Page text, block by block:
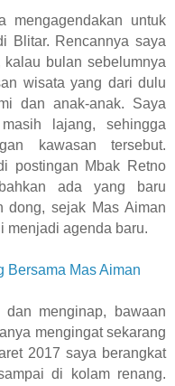
mengagendakan untuk
Blitar. Rencannya saya
kalau bulan sebelumnya
wisata yang dari dulu
dan anak-anak. Saya
lajang, sehingga
kawasan tersebut.
postingan Mbak Retno
ada yang baru
dong, sejak Mas Aiman
menjadi agenda baru.
Bersama Mas Aiman
dan menginap, bawaan
mengingat sekarang
2017 saya berangkat
di kolam renang.